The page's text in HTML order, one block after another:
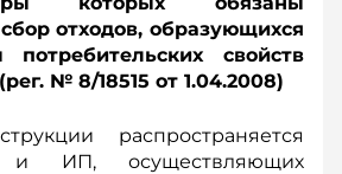
отходов, образующихся
потребительских свойств
№ 8/18515 от 1.04.2008)
распространяется
ИП, осуществляющих